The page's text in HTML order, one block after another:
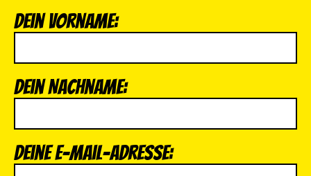
Dein Vorname:
Dein Nachname:
Deine E-Mail-Adresse: